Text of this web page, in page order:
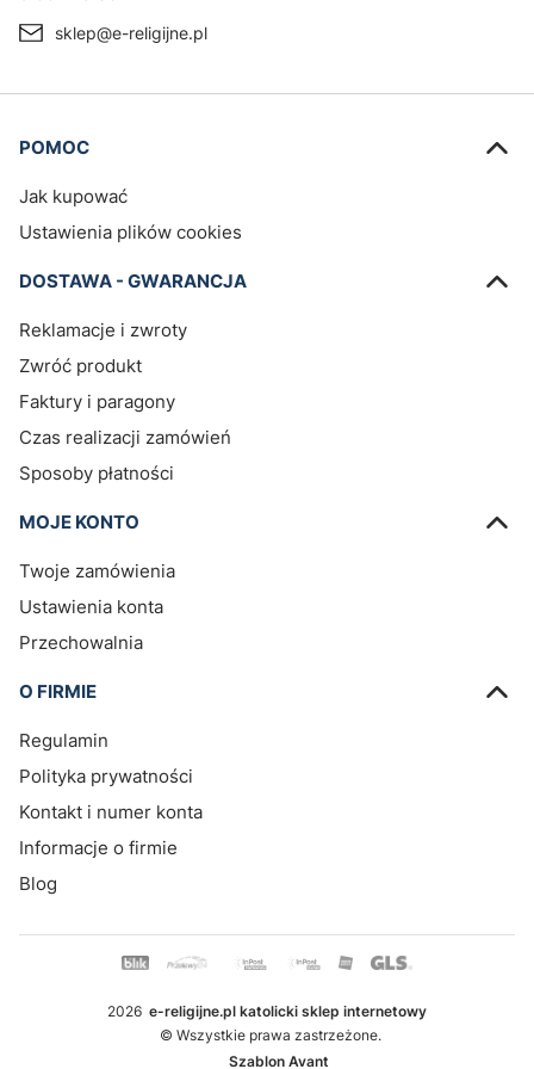
sklep@e-religijne.pl
Linki w stopce
POMOC
Jak kupować
Ustawienia plików cookies
DOSTAWA - GWARANCJA
Reklamacje i zwroty
Zwróć produkt
Faktury i paragony
Czas realizacji zamówień
Sposoby płatności
MOJE KONTO
Twoje zamówienia
Ustawienia konta
Przechowalnia
O FIRMIE
Regulamin
Polityka prywatności
Kontakt i numer konta
Informacje o firmie
Blog
2026 e-religijne.pl katolicki sklep internetowy
© Wszystkie prawa zastrzeżone.
Szablon Avant